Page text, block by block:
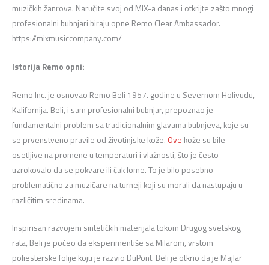
muzičkih žanrova. Naručite svoj od MIX-a danas i otkrijte zašto mnogi
profesionalni bubnjari biraju opne Remo Clear Ambassador.
https://mixmusiccompany.com/
Istorija Remo opni:
Remo Inc. je osnovao Remo Beli 1957. godine u Severnom Holivudu,
Kalifornija. Beli, i sam profesionalni bubnjar, prepoznao je
fundamentalni problem sa tradicionalnim glavama bubnjeva, koje su
se prvenstveno pravile od životinjske kože. Ove kože su bile
osetljive na promene u temperaturi i vlažnosti, što je često
uzrokovalo da se pokvare ili čak lome. To je bilo posebno
problematično za muzičare na turneji koji su morali da nastupaju u
različitim sredinama.
Inspirisan razvojem sintetičkih materijala tokom Drugog svetskog
rata, Beli je počeo da eksperimentiše sa Milarom, vrstom
poliesterske folije koju je razvio DuPont. Beli je otkrio da je Majlar